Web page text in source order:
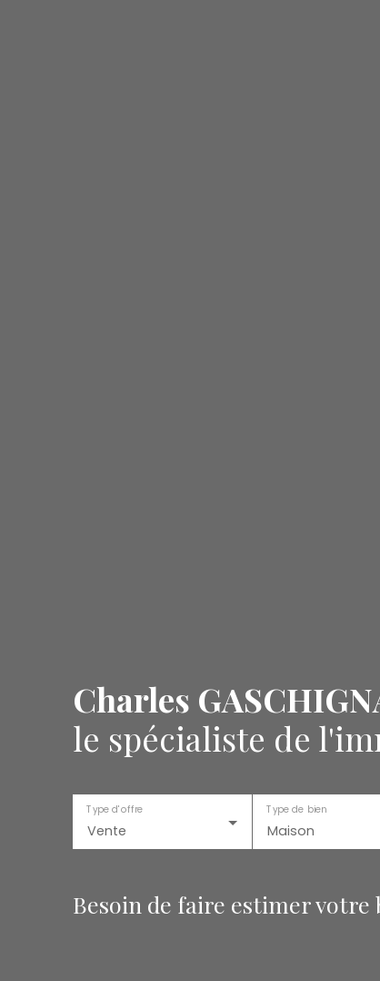
Charles
le spécialiste de
Vente
Type d'offre
Maison
Type de bien
Besoin de faire estimer